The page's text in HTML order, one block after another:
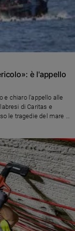
è l'appello
e chiaro l’appello alle
di Caritas e
le tragedie del mare e